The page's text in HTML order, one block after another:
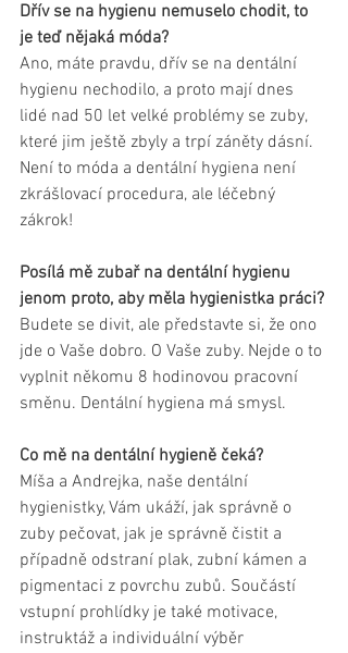
Dřív se na hygienu nemuselo chodit, to
je teď nějaká móda?
Ano, máte pravdu, dřív se na dentální
hygienu nechodilo, a proto mají dnes
lidé nad 50 let velké problémy se zuby,
které jim ještě zbyly a trpí záněty dásní.
Není to móda a dentální hygiena není
zkrášlovací procedura, ale léčebný
zákrok!
Posílá mě zubař na dentální hygienu
jenom proto, aby měla hygienistka práci?
Budete se divit, ale představte si, že ono
jde o Vaše dobro. O Vaše zuby. Nejde o to
vyplnit někomu 8 hodinovou pracovní
směnu. Dentální hygiena má smysl.
Co mě na dentální hygieně čeká?
Míša a Andrejka, naše dentální
hygienistky, Vám ukáží, jak správně o
zuby pečovat, jak je správně čistit a
případně odstraní plak, zubní kámen a
pigmentaci z povrchu zubů. Součástí
vstupní prohlídky je také motivace,
instruktáž a individuální výběr